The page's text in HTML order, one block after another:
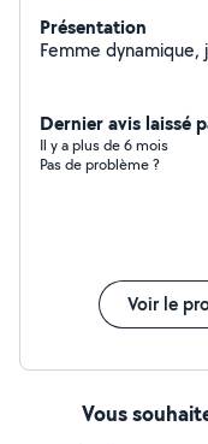
Présentation
Femme
Dernier avis laissé
Il y a plus de 6 mois
Pas de problème ?
Voir le
Vous